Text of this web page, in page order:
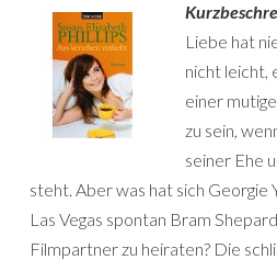
Liebe hat
nicht leicht,
einer
zu sein,
seiner Ehe
steht. Aber was hat sich Georgie
Las Vegas spontan Bram
Filmpartner zu heiraten? Die